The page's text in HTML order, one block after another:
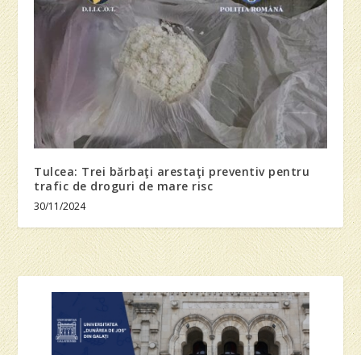
Tulcea: Trei bărbaţi arestaţi preventiv pentru
trafic de droguri de mare risc
30/11/2024